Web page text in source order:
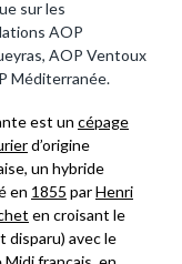
sur les
AOP
AOP Ventoux
Méditerranée.
est un cépage
d’origine
un hybride
en 1855 parHenri
en croisant le
disparu) avec le